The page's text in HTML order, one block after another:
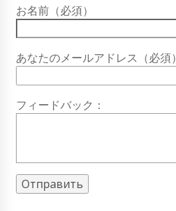
お名前（必須）
あなたのメールアドレス（必須）
フィードバック：